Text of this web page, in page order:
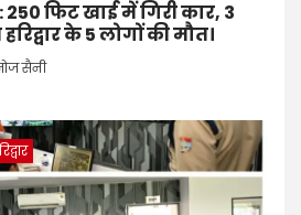
250 फिट खाई में गिरी कार, 3
के 5 लोगों की मौत।
सैनी